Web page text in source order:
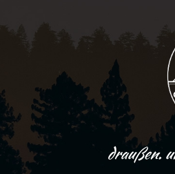
draußen.